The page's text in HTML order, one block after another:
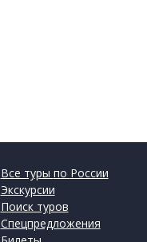
Все туры по России
Экскурсии
Поиск туров
Спецпредложения